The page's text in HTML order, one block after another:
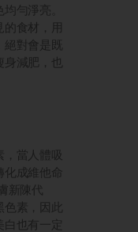
勻淨亮。
的食材，用
對會是既
身減肥，也
，當人體吸
化成維他命
新陳代
色素，因此
也有一定